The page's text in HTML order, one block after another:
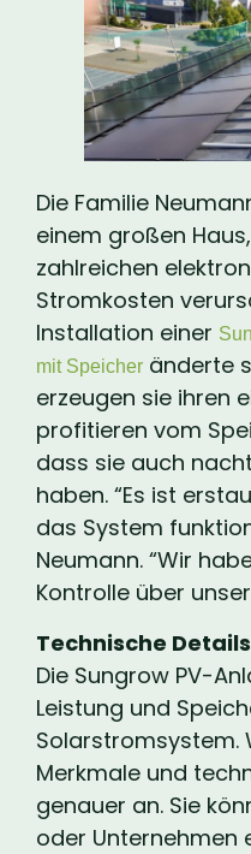
Die Familie
einem großen
zahlreichen
Stromkosten
Installation einer
mit Speicher änderte
erzeugen sie ihren
profitieren vom
dass sie auch
haben. “Es ist
das System
Neumann. “Wir
Kontrolle über
Technische
Die Sungrow PV-
Leistung und
Solarstromsystem.
Merkmale und
genauer an. Sie
oder Unternehmen